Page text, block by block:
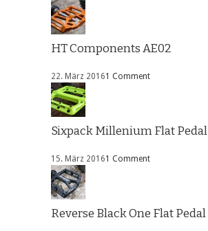
HT Components AE02
22. März 20161 Comment
Sixpack Millenium Flat Pedal
15. März 20161 Comment
Reverse Black One Flat Pedal